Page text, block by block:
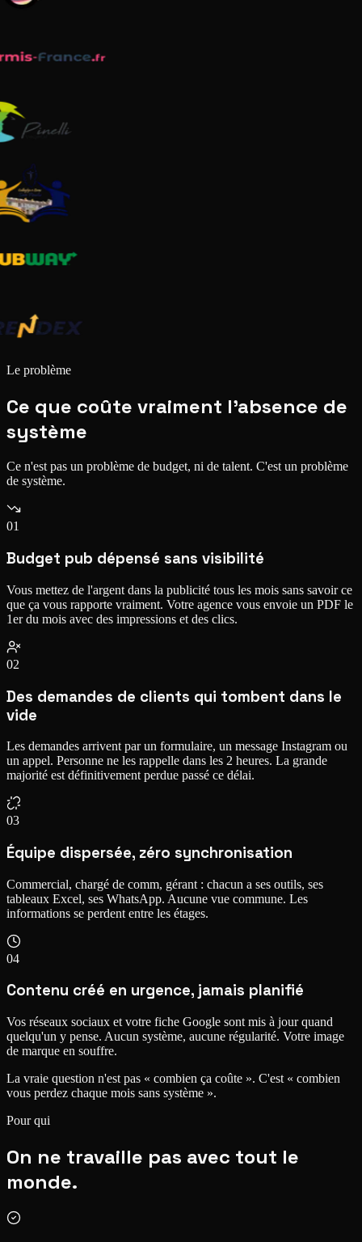
Le problème
Ce que coûte vraiment l'absence de
système
Ce n'est pas un problème de budget, ni de talent. C'est un problème
de système.
01
Budget pub dépensé sans visibilité
Vous mettez de l'argent dans la publicité tous les mois sans savoir ce
que ça vous rapporte vraiment. Votre agence vous envoie un PDF le
1er du mois avec des impressions et des clics.
02
Des demandes de clients qui tombent dans le
vide
Les demandes arrivent par un formulaire, un message Instagram ou
un appel. Personne ne les rappelle dans les 2 heures. La grande
majorité est définitivement perdue passé ce délai.
03
Équipe dispersée, zéro synchronisation
Commercial, chargé de comm, gérant : chacun a ses outils, ses
tableaux Excel, ses WhatsApp. Aucune vue commune. Les
informations se perdent entre les étages.
04
Contenu créé en urgence, jamais planifié
Vos réseaux sociaux et votre fiche Google sont mis à jour quand
quelqu'un y pense. Aucun système, aucune régularité. Votre image
de marque en souffre.
La vraie question n'est pas « combien ça coûte ». C'est « combien
vous perdez chaque mois sans système ».
Pour qui
On ne travaille pas avec tout le
monde.